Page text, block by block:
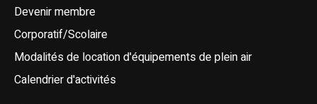
Devenir membre
Corporatif/Scolaire
Modalités de location d'équipements de plein air
Calendrier d'activités